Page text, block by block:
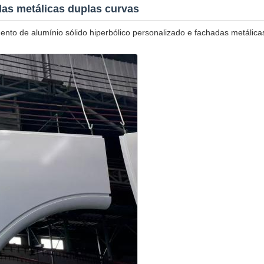
metálicas duplas curvas
de alumínio sólido hiperbólico personalizado e fachadas